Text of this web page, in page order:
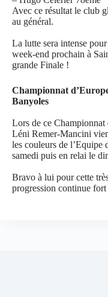
Avec ce résultat le club
au général.
La lutte sera intense
week-end prochain à
grande Finale !
Championnat
Banyoles
Lors de ce Championnat
Léni Remer-Mancini
les couleurs de l’Equipe
samedi puis en relai le
Bravo à lui pour cette
progression continue fort